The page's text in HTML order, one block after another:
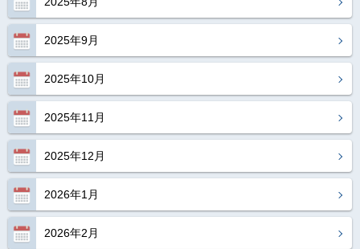
2025年9月
2025年10月
2025年11月
2025年12月
2026年1月
2026年2月